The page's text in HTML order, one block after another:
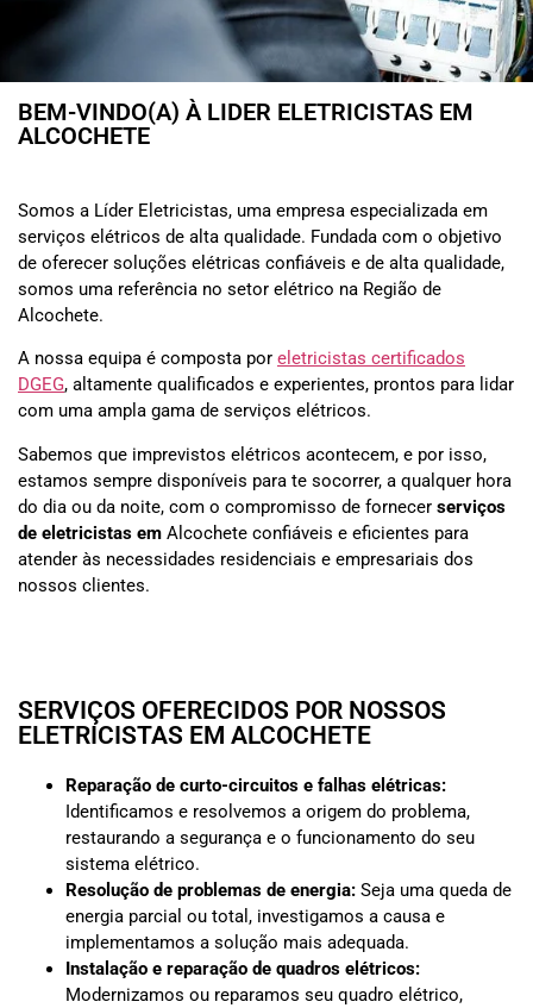
BEM-VINDO(A) À LIDER ELETRICISTAS EM
ALCOCHETE
Somos a Líder Eletricistas, uma empresa especializada em
serviços elétricos de alta qualidade. Fundada com o objetivo
de oferecer soluções elétricas confiáveis e de alta qualidade,
somos uma referência no setor elétrico na Região de
Alcochete.
A nossa equipa é composta por eletricistas certificados
DGEG, altamente qualificados e experientes, prontos para lidar
com uma ampla gama de serviços elétricos.
Sabemos que imprevistos elétricos acontecem, e por isso,
estamos sempre disponíveis para te socorrer, a qualquer hora
do dia ou da noite, com o compromisso de fornecer serviços
de eletricistas em Alcochete confiáveis e eficientes para
atender às necessidades residenciais e empresariais dos
nossos clientes.
SERVIÇOS OFERECIDOS POR NOSSOS
ELETRICISTAS EM ALCOCHETE
Reparação de curto-circuitos e falhas elétricas:
Identificamos e resolvemos a origem do problema,
restaurando a segurança e o funcionamento do seu
sistema elétrico.
Resolução de problemas de energia: Seja uma queda de
energia parcial ou total, investigamos a causa e
implementamos a solução mais adequada.
Instalação e reparação de quadros elétricos:
Modernizamos ou reparamos seu quadro elétrico,